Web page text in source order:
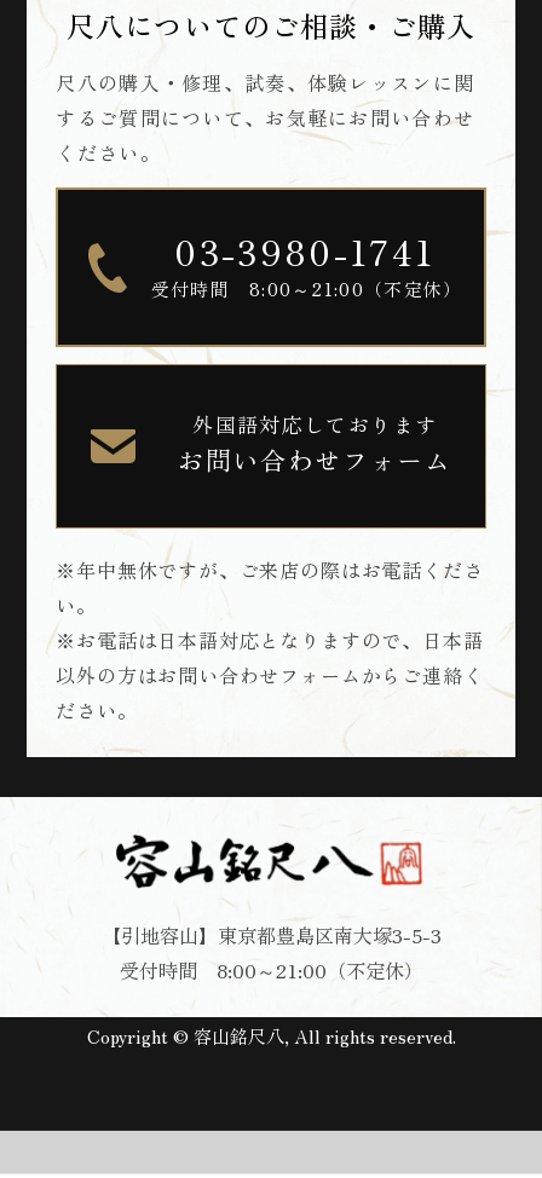
尺八についてのご相談・ご購入
尺八の購入・修理、試奏、体験レッスンに関
するご質問について、お気軽にお問い合わせ
ください。
03-3980-1741
受付時間 8:00～21:00（不定休）
外国語対応しております
お問い合わせフォーム
※年中無休ですが、ご来店の際はお電話くださ
い。
※お電話は日本語対応となりますので、日本語
以外の方はお問い合わせフォームからご連絡く
ださい。
【引地容山】東京都豊島区南大塚3-5-3
受付時間 8:00～21:00（不定休）
Copyright © 容山銘尺八, All rights reserved.